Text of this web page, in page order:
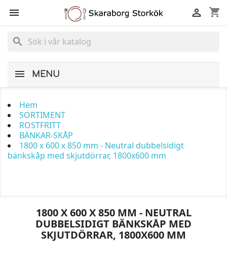
 shopping_cart

search
MENU
Hem
SORTIMENT
ROSTFRITT
BÄNKAR-SKÅP
1800 x 600 x 850 mm - Neutral dubbelsidigt
bänkskåp med skjutdörrar, 1800x600 mm
1800 X 600 X 850 MM - NEUTRAL
DUBBELSIDIGT BÄNKSKÅP MED
SKJUTDÖRRAR, 1800X600 MM